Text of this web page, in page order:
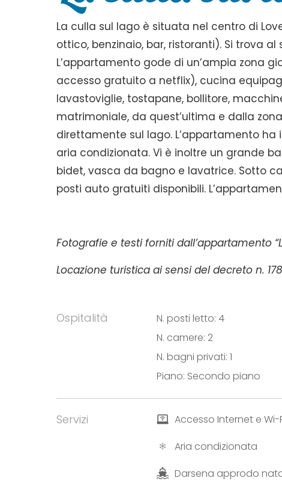
La culla sul lago è situata nel centro di
ottico, benzinaio, bar, ristoranti). Si trova
L’appartamento gode di un’ampia zona
accesso gratuito a netflix), cucina
lavastoviglie, tostapane, bollitore,
matrimoniale, da quest’ultima e dalla
direttamente sul lago. L’appartamento
aria condizionata. Vi è inoltre un grande
bidet, vasca da bagno e lavatrice. Sotto
posti auto gratuiti disponibili.
Fotografie e testi forniti dall’appartamento
Locazione turistica ai sensi del decreto n.
Ospitalità
N. posti letto: 4
N. camere: 2
N. bagni privati: 1
Piano: Secondo piano
Servizi Accesso Internet e Wi-
Aria condizionata
Darsena approdo